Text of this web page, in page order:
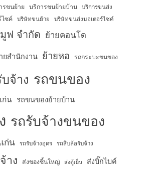
รขนย้าย บริการขนย้ายบ้าน บริการขนส่ง
ไซค์ บริษัทขนย้าย บริษัทขนส่งมอเตอร์ไซค์
ฟ จำกัด ย้ายคอนโด
ยสำนักงาน ย้ายหอ รถกระบะขนของ
จ้าง รถขนของ
ก่น รถขนของย้ายบ้าน
รถรับจ้างขนของ
ก่น รถรับจ้างอุดร รถสิบล้อรับจ้าง
าง ส่งของชิ้นใหญ่ ส่งตู้เย็น ส่งบิ๊กไบค์